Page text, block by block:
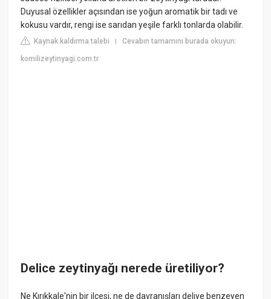
Duyusal özellikler açısından ise yoğun aromatik bir tadı ve
kokusu vardır, rengi ise sarıdan yeşile farklı tonlarda olabilir.
Kaynak kaldırma talebi |Cevabın tamamını burada okuyun:
komilizeytinyagi.com.tr
Delice zeytinyağı nerede üretiliyor?
Ne Kırıkkale'nin bir ilçesi, ne de davranışları deliye benzeyen